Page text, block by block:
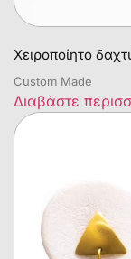
Χειροποίητο
Custom Made
Διαβάστε